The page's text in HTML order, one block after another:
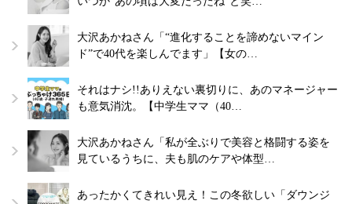
大沢あかねさん「“進化することを諦めないマイン
ド”で40代を楽しんでます」【女の…
それはナシ!!ありえない裏切りに、あのマネージャー
も意気消沈。【中学生ママ（40…
大沢あかねさん「私が全ぶりで美容と格闘する姿を
見ているうちに、夫も肌のケアや体型…
あったかくてきれい見え！この冬欲しい「ダウンジ